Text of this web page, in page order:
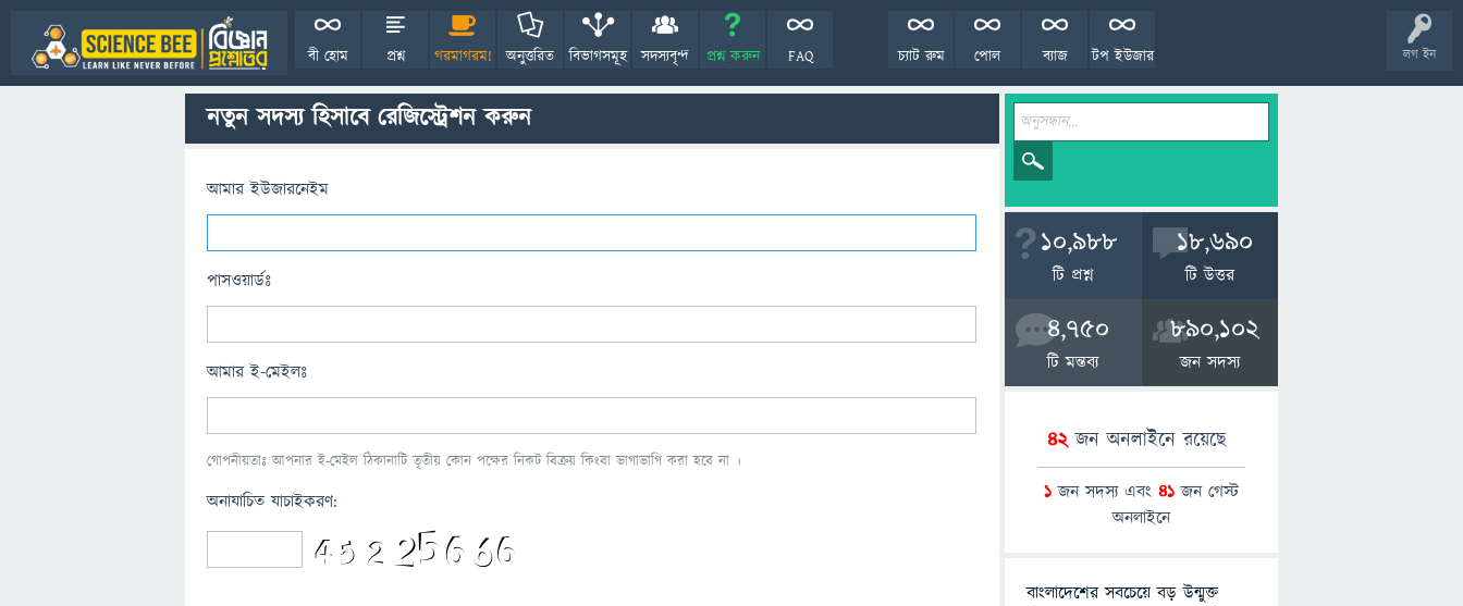
লগ ইন
বী হোম প্রশ্ন গরমাগরম! অনুত্তরিত বিভাগসমূহ সদস্যবৃন্দ প্রশ্ন করুন FAQ টপ ইউজার
ব্যাজ
পোল
চ্যাট রুম
নতুন সদস্য হিসাবে রেজিস্ট্রেশন করুন
আমার ইউজারনেইম
পাসওয়ার্ডঃ
আমার ই-মেইলঃ
গোপনীয়তাঃ আপনার ই-মেইল ঠিকানাটি তৃতীয় কোন পক্ষের নিকট বিক্রয় কিংবা ভাগাভাগি করা হবে না ।
অনাযাচিত যাচাইকরণ:
10,988
টি প্রশ্ন
18,690
টি উত্তর
4,750
টি মন্তব্য
890,102
জন সদস্য
42জন অনলাইনে রয়েছে
1 জন সদস্য এবং 41 জন গেস্ট
অনলাইনে
বাংলাদেশের সবচেয়ে বড় উন্মুক্ত